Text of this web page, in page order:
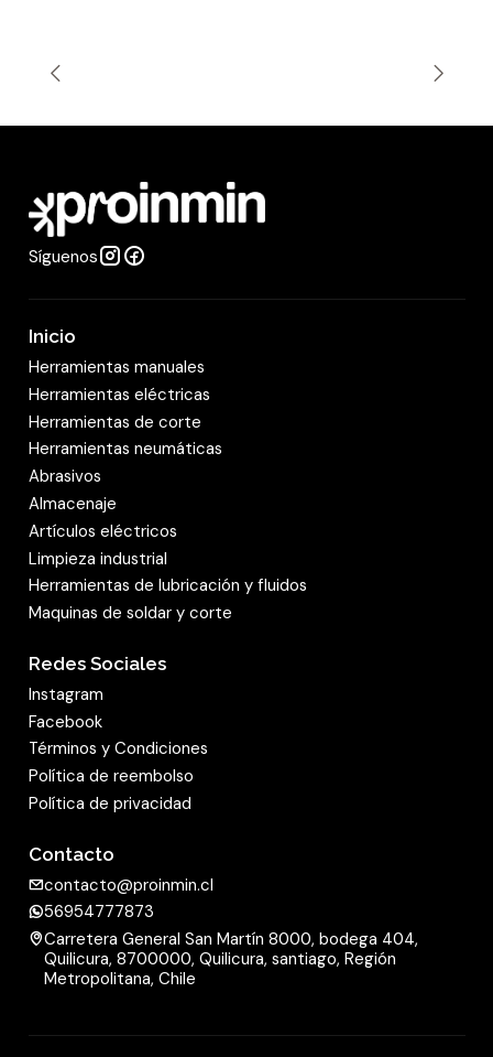
d
Síguenos
Inicio
Herramientas manuales
Herramientas eléctricas
Herramientas de corte
Herramientas neumáticas
Abrasivos
Almacenaje
Artículos eléctricos
Limpieza industrial
Herramientas de lubricación y fluidos
Maquinas de soldar y corte
Redes Sociales
Instagram
Facebook
Términos y Condiciones
Política de reembolso
Política de privacidad
Contacto
contacto@proinmin.cl
56954777873
Carretera General San Martín 8000, bodega 404,
Quilicura, 8700000, Quilicura, santiago, Región
Metropolitana, Chile